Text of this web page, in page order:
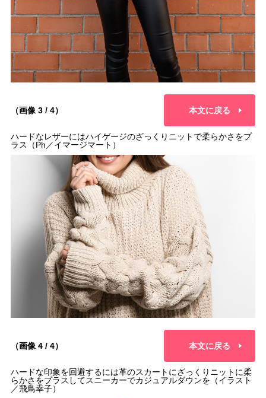
（画像 3 / 4） 本文に戻る
ハードなレザーにはハイゲージのざっくりニットで柔らかさをプ
ラス（Ph／イマージマート）
（画像 4 / 4） 本文に戻る
ハードな印象を回避するには革のスカートにざっくりニットに柔
らかさをプラスしてスニーカーでカジュアルダウンを（イラスト
／飛鳥幸子）